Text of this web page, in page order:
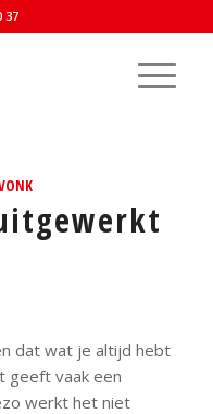
37
dat wat je altijd hebt
geeft vaak een
werkt het niet